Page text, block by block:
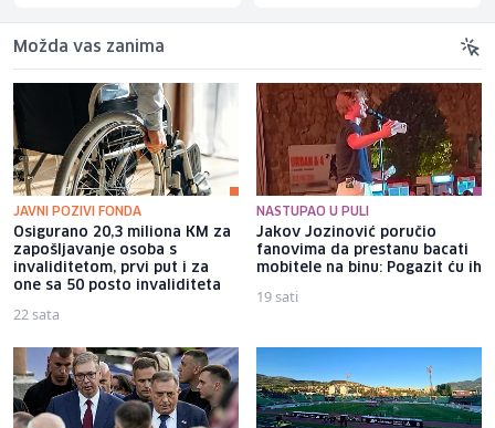
Možda vas zanima
JAVNI POZIVI FONDA
Osigurano 20,3 miliona KM za
zapošljavanje osoba s
invaliditetom, prvi put i za
one sa 50 posto invaliditeta
22 sata
NASTUPAO U PULI
Jakov Jozinović poručio
fanovima da prestanu bacati
mobitele na binu: Pogazit ću ih
19 sati